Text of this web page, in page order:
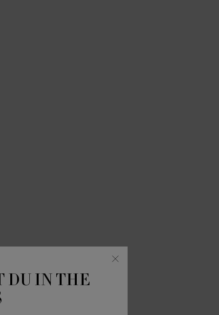
DU IN THE